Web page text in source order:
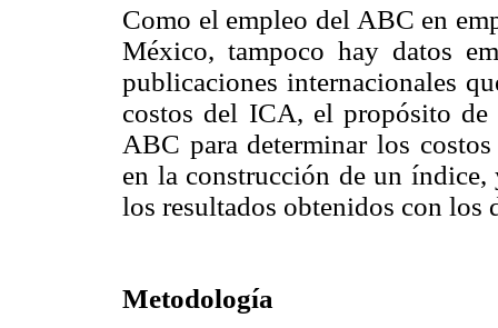
Como el empleo del ABC en
México, tampoco hay datos
publicaciones internacionales
costos del ICA, el propósito
ABC para determinar los
en la construcción de un
los resultados obtenidos con los
Metodología